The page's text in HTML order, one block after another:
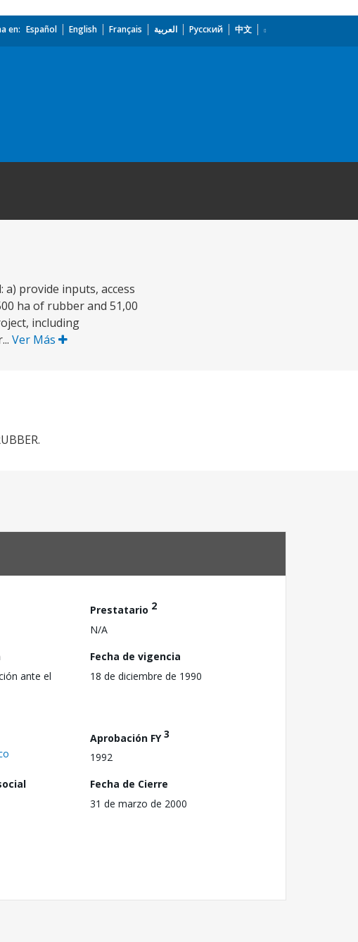
en: Español English Français العربية Русский 中文
provide inputs, access
ha of rubber and 51,00
including
Ver Más
Prestatario 2
N/A
ante el
Fecha de vigencia
18 de diciembre de 1990
Aprobación FY3
1992
Fecha de Cierre
31 de marzo de 2000